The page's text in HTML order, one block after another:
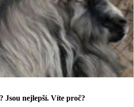
Jsou nejlepší. Víte proč?